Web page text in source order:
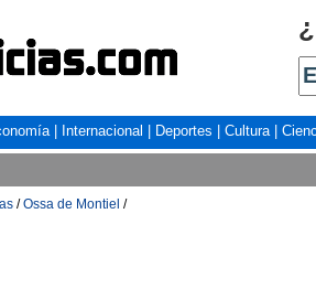
| Internacional Deportes Cultura|
/Ossa de Montiel /